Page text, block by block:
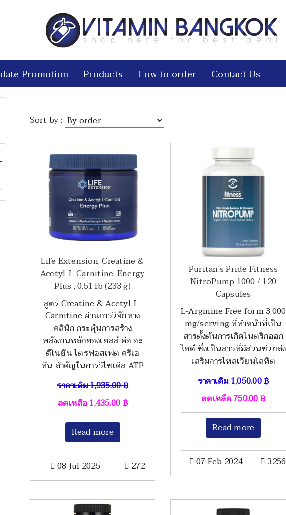
Promotion Products How to order Contact Us
Sort by :
Life Extension, Creatine &
Acetyl-L-Carnitine, Energy
Plus , 0.51 lb (233 g)
สูตร Creatine & Acetyl-L-
Carnitine ผ่านการวิจัยทาง
คลินิก กระตุ้นการสร้าง
พลังงานหลักของเซลล์ คือ อะ
ดีโนซีน ไตรฟอสเฟต ครีเอ
ทีน สำคัญในการรีไซเคิล ATP
ราคาเดิม1,935.00฿
ลดเหลือ1,435.00฿
Read more
08 Jul 2025 272
Puritan's Pride Fitness
NitroPump 1000 / 120
Capsules
L-Arginine Free form 3,000
mg/serving ที่ทำหน้าที่เป็น
สารตั้งต้นการเกิดไนตริกออก
ไซด์ ซึ่งเป็นสารที่มีส่วนช่วยส่ง
เสริมการไหลเวียนโลหิต
ราคาเดิม1,050.00฿
ลดเหลือ750.00฿
Read more
07 Feb 2024 3256